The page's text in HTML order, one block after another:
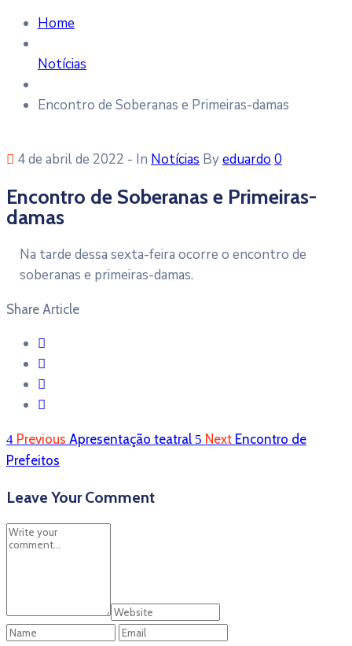
Home
Notícias
Encontro de Soberanas e Primeiras-damas
4 de abril de 2022 - In Notícias Byeduardo 0
Encontro de Soberanas e Primeiras-
damas
Na tarde dessa sexta-feira ocorre o encontro de
soberanas e primeiras-damas.
Share Article
Previous Apresentação teatral Next Encontro de
Prefeitos
Leave Your Comment